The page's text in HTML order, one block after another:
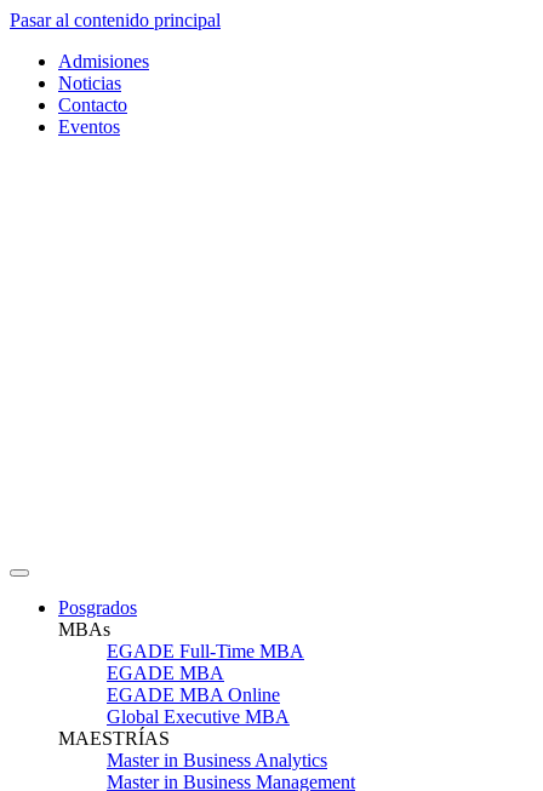
Pasar al contenido principal
Admisiones
Noticias
Contacto
Eventos
Posgrados
MBAs
EGADE Full-Time MBA
EGADE MBA
EGADE MBA Online
Global Executive MBA
MAESTRÍAS
Master in Business Analytics
Master in Business Management